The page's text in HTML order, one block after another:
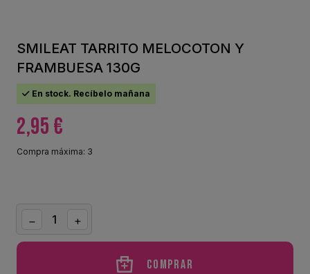
SMILEAT TARRITO MELOCOTON Y
FRAMBUESA 130G
En stock. Recíbelo mañana
2,95 €
Compra máxima: 3
Comprar